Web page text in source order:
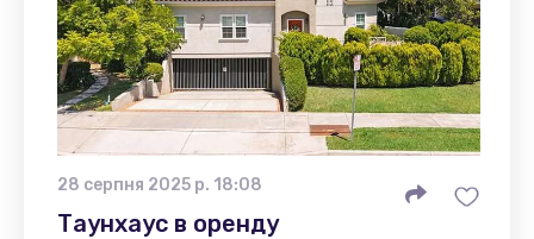
28 серпня 2025 р. 18:08
Таунхаус в оренду